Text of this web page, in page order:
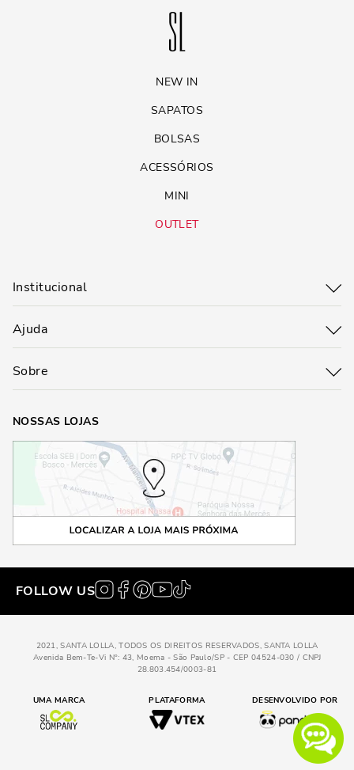
NEW IN
SAPATOS
BOLSAS
ACESSÓRIOS
MINI
OUTLET
Institucional
Ajuda
Sobre
NOSSAS LOJAS
FOLLOW US
2021, SANTA LOLLA, TODOS OS DIREITOS RESERVADOS, SANTA LOLLA
Avenida Bem-Te-Vi N°: 43, Moema - São Paulo/SP - CEP 04524-030 / CNPJ
28.803.454/0003-81
UMA MARCA PLATAFORMA DESENVOLVIDO POR